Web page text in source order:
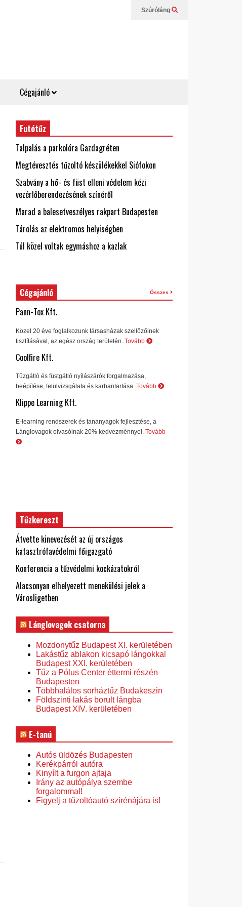
Szúróláng
Cégajánló
Futótűz
Talpalás a parkolóra Gazdagréten
Megtévesztés tűzoltó készülékekkel Siófokon
Szabvány a hő- és füst elleni védelem kézi
vezérlőberendezésének színéről
Marad a balesetveszélyes rakpart Budapesten
Tárolás az elektromos helyiségben
Túl közel voltak egymáshoz a kazlak
Cégajánló Összes
Pann-Tox Kft.
Közel 20 éve foglalkozunk társasházak szellőzőinek
tisztításával, az egész ország területén. Tovább
Coolfire Kft.
Tűzgátló és füstgátló nyílászárók forgalmazása,
beépítése, felülvizsgálata és karbantartása. Tovább
Klippe Learning Kft.
E-learning rendszerek és tananyagok fejlesztése, a
Lánglovagok olvasóinak 20% kedvezménnyel. Tovább
Tűzkereszt
Átvette kinevezését az új országos
katasztrófavédelmi főigazgató
Konferencia a tűzvédelmi kockázatokról
Alacsonyan elhelyezett menekülési jelek a
Városligetben
Lánglovagok csatorna
Mozdonytűz Budapest XI. kerületében
Lakástűz ablakon kicsapó lángokkal
Budapest XXI. kerületében
Tűz a Pólus Center éttermi részén
Budapesten
Többhalálos sorháztűz Budakeszin
Földszinti lakás borult lángba
Budapest XIV. kerületében
E-tanú
Autós üldözés Budapesten
Kerékpárról autóra
Kinyílt a furgon ajtaja
Irány az autópálya szembe
forgalommal!
Figyelj a tűzoltóautó szirénájára is!